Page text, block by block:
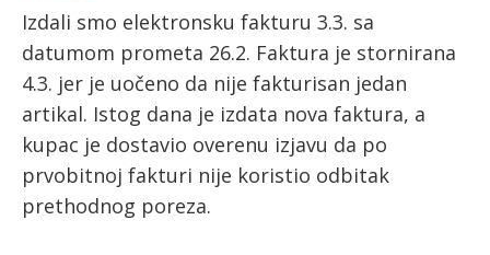
Pretplata
Prijava
ћирилица
Izdali smo elektronsku fakturu 3.3. sa
datumom prometa 26.2. Faktura je stornirana
4.3. jer je uočeno da nije fakturisan jedan
artikal. Istog dana je izdata nova faktura, a
kupac je dostavio overenu izjavu da po
prvobitnoj fakturi nije koristio odbitak
prethodnog poreza.